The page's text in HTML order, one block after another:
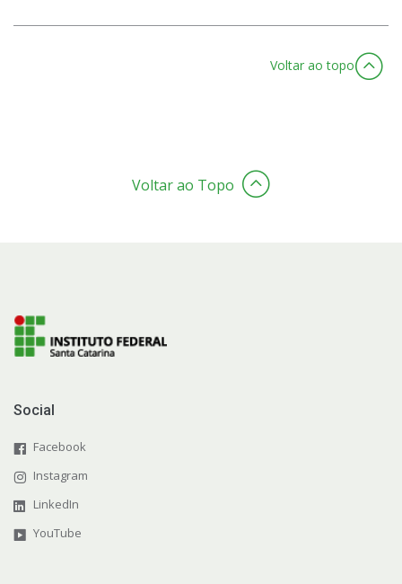
Voltar ao topo
Voltar ao Topo
Social
Facebook
Instagram
LinkedIn
YouTube